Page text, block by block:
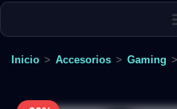
Inicio > Accesorios > Gaming >